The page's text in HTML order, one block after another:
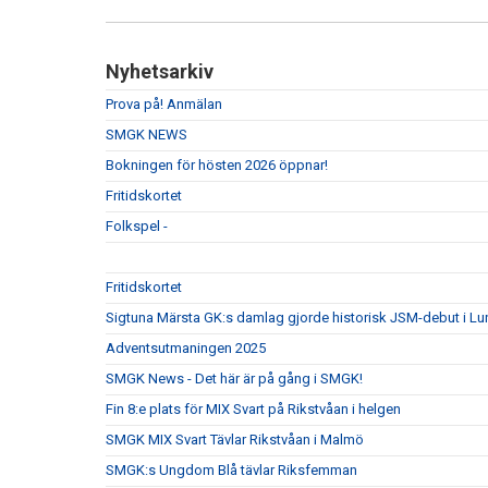
Nyhetsarkiv
Prova på! Anmälan
SMGK NEWS
Bokningen för hösten 2026 öppnar!
Fritidskortet
Folkspel -
Fritidskortet
Sigtuna Märsta GK:s damlag gjorde historisk JSM-debut i
Adventsutmaningen 2025
SMGK News - Det här är på gång i SMGK!
Fin 8:e plats för MIX Svart på Rikstvåan i helgen
SMGK MIX Svart Tävlar Rikstvåan i Malmö
SMGK:s Ungdom Blå tävlar Riksfemman